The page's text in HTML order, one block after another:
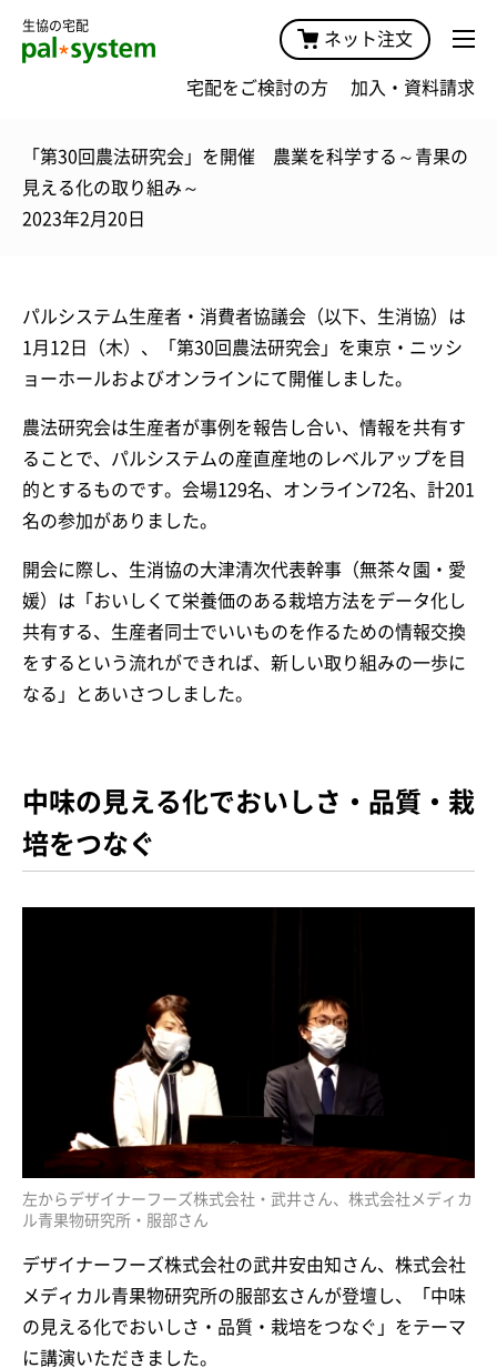
生協の宅配
ネット注文
宅配をご検討の方 加入・資料請求
「第30回農法研究会」を開催 農業を科学する～青果の
見える化の取り組み～
2023年2月20日
パルシステム生産者・消費者協議会（以下、生消協）は
1月12日（木）、「第30回農法研究会」を東京・ニッシ
ョーホールおよびオンラインにて開催しました。
農法研究会は生産者が事例を報告し合い、情報を共有す
ることで、パルシステムの産直産地のレベルアップを目
的とするものです。会場129名、オンライン72名、計201
名の参加がありました。
開会に際し、生消協の大津清次代表幹事（無茶々園・愛
媛）は「おいしくて栄養価のある栽培方法をデータ化し
共有する、生産者同士でいいものを作るための情報交換
をするという流れができれば、新しい取り組みの一歩に
なる」とあいさつしました。
中味の見える化でおいしさ・品質・栽
培をつなぐ
左からデザイナーフーズ株式会社・武井さん、株式会社メディカ
ル青果物研究所・服部さん
デザイナーフーズ株式会社の武井安由知さん、株式会社
メディカル青果物研究所の服部玄さんが登壇し、「中味
の見える化でおいしさ・品質・栽培をつなぐ」をテーマ
に講演いただきました。